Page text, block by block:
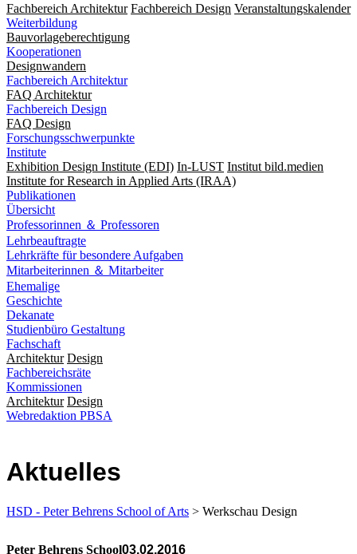
Fachbereich Architektur Fachbereich Design Veranstaltungskalender
Weiterbildung
Bauvorlageberechtigung
Kooperationen
Designwandern
Fachbereich Architektur
FAQ Architektur
Fachbereich Design
FAQ Design
Forschungsschwerpunkte
Institute
Exhibition Design Institute (EDI) In-LUST Institut bild.medien
Institute for Research in Applied Arts (IRAA)
Publikationen
Übersicht
Professorinnen ＆ Professoren
Lehrbeauftragte
Lehrkräfte für besondere Aufgaben
Mitarbeiterinnen ＆ Mitarbeiter
Ehemalige
Geschichte
Dekanate
Studienbüro Gestaltung
Fachschaft
Architektur Design
Fachbereichsräte
Kommissionen
Architektur Design
Webredaktion PBSA
Aktuelles
HSD - Peter Behrens School of Arts > Werkschau Design
Peter Behrens School03.02.2016